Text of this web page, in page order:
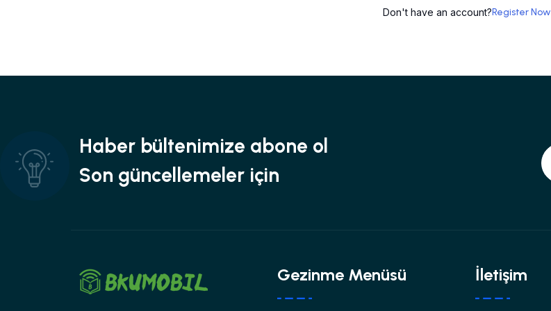
Don't have an account?Register Now
Haber bültenimize abone ol
Son güncellemeler için
Gezinme Menüsü İletişim